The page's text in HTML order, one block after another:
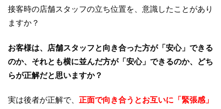
接客時の店舗スタッフの立ち位置を、意識したことがあり
ますか？
お客様は、店舗スタッフと向き合った方が「安心」できる
のか、それとも横に並んだ方が「安心」できるのか、どち
らが正解だと思いますか？
実は後者が正解で、 正面で向き合うとお互いに「緊張感」